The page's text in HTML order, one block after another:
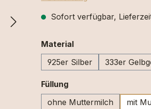
Sofort verfügbar,
Materialauswählen
925er Silber
333er
Füllungauswählen
ohne Muttermilch
mit